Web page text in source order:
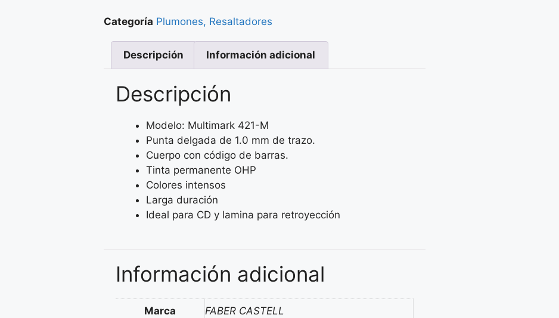
Categoría Plumones, Resaltadores
Descripción Información adicional
Descripción
Modelo: Multimark 421-M
Punta delgada de 1.0 mm de trazo.
Cuerpo con código de barras.
Tinta permanente OHP
Colores intensos
Larga duración
Ideal para CD y lamina para retroyección
Información adicional
Marca FABER CASTELL